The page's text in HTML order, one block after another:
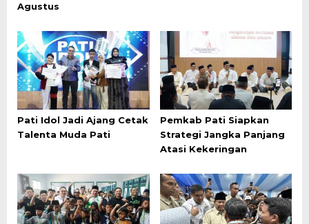
Agustus
Pati Idol Jadi Ajang Cetak
Talenta Muda Pati
Pemkab Pati Siapkan
Strategi Jangka Panjang
Atasi Kekeringan